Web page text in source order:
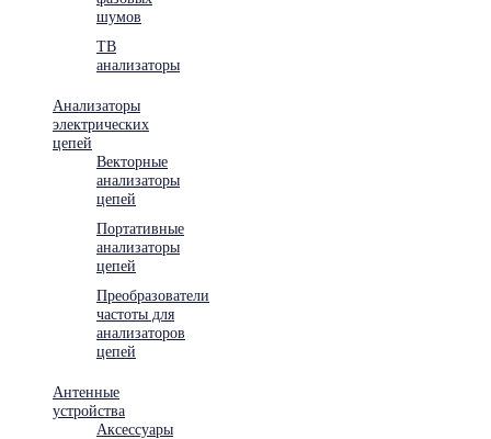
шумов
ТВ
анализаторы
Анализаторы
электрических
цепей
Векторные
анализаторы
цепей
Портативные
анализаторы
цепей
Преобразователи
частоты для
анализаторов
цепей
Антенные
устройства
Аксессуары